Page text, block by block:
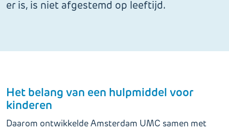
er is, is niet afgestemd op leeftijd.
Het belang van een hulpmiddel voor
kinderen
Daarom ontwikkelde Amsterdam UMC samen met